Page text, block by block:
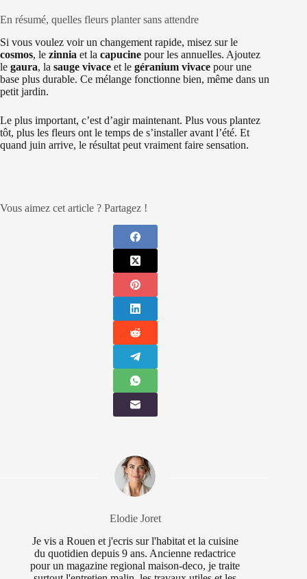
En résumé, quelles fleurs planter sans attendre
Si vous voulez voir un changement rapide, misez sur le
cosmos, le zinnia et la capucine pour les annuelles. Ajoutez
le gaura, la sauge vivace et le géranium vivace pour une
base plus durable. Ce mélange fonctionne bien, même dans un
petit jardin.
Le plus important, c’est d’agir maintenant. Plus vous plantez
tôt, plus les fleurs ont le temps de s’installer avant l’été. Et
quand juin arrive, le résultat peut vraiment faire sensation.
Vous aimez cet article ? Partagez !
Elodie Joret
Je vis a Rouen et j'ecris sur l'habitat et la cuisine
du quotidien depuis 9 ans. Ancienne redactrice
pour un magazine regional maison-deco, je traite